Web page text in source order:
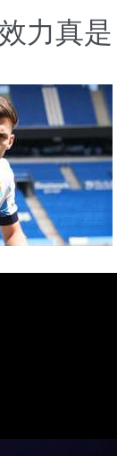
力真是